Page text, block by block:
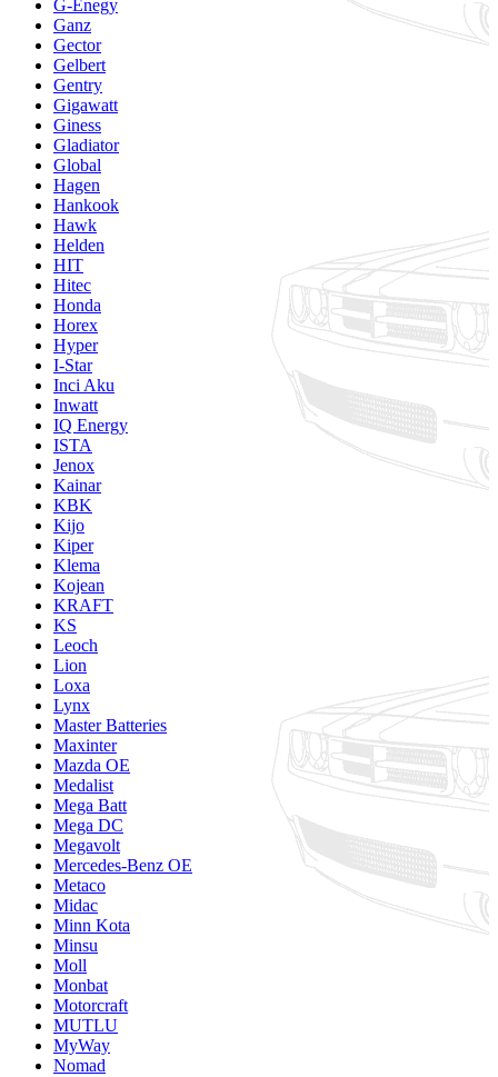
G-Enegy
Ganz
Gector
Gelbert
Gentry
Gigawatt
Giness
Gladiator
Global
Hagen
Hankook
Hawk
Helden
HIT
Hitec
Honda
Horex
Hyper
I-Star
Inci Aku
Inwatt
IQ Energy
ISTA
Jenox
Kainar
KBK
Kijo
Kiper
Klema
Kojean
KRAFT
KS
Leoch
Lion
Loxa
Lynx
Master Batteries
Maxinter
Mazda OE
Medalist
Mega Batt
Mega DC
Megavolt
Mercedes-Benz OE
Metaco
Midac
Minn Kota
Minsu
Moll
Monbat
Motorcraft
MUTLU
MyWay
Nomad